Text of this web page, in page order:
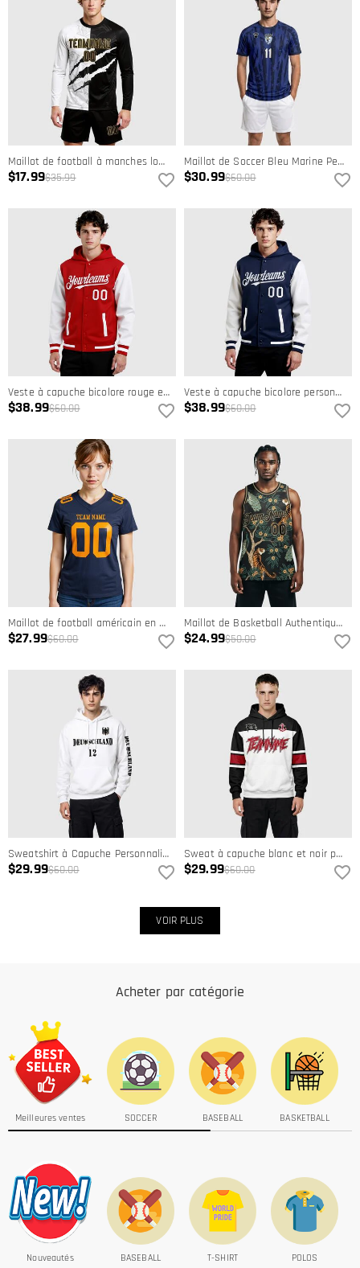
Maillot de football à manches longues personnalisé avec motif graffiti et sublimation, tissu respirant pour les matchs scolaires
$17.99$35.99
Maillot de Soccer Bleu Marine Personnalisé Inspiré par le Kit Extérieur du Brésil - Vêtements d'Équipe Personnalisés
$30.99$60.00
Veste à capuche bicolore rouge et blanc à boutons-pression personnalisée pour la vie sur le campus
$38.99$60.00
Veste à capuche bicolore personnalisée Navy White Full-Snap Varsity Letterman pour la vie sur le campus
$38.99$60.00
Maillot de football américain en maille bleu marine haut de gamme - Personnalisé pour les joueurs et les équipes
$27.99$60.00
Maillot de Basketball Authentique Noir Noir-Vieil Or Design à Motif 3D Tigre et Paon Personnalisé
$24.99$50.00
Sweatshirt à Capuche Personnalisé Aigle Deutschland avec Nom et Numéro
$29.99$60.00
Sweat à capuche blanc et noir personnalisé - personnalisé pour les fans de Tampa Bay avec nom et numéro personnalisés
$29.99$60.00
VOIR PLUS
Acheter par catégorie
Meilleures ventes SOCCER BASEBALL BASKETBALL
Nouveautés BASEBALL T-SHIRT POLOS